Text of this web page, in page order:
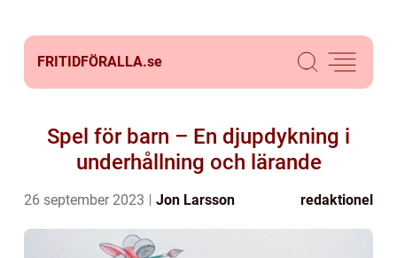
FRITIDFÖRALLA.se
Spel för barn – En djupdykning i
underhållning och lärande
26 september 2023 Jon Larsson redaktionel